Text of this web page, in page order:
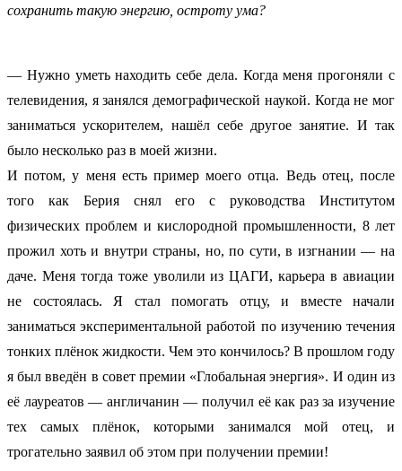
сохранить такую энергию, остроту ума?
— Нужно уметь находить себе дела. Когда меня прогоняли с
телевидения, я занялся демографической наукой. Когда не мог
заниматься ускорителем, нашёл себе другое занятие. И так
было несколько раз в моей жизни.
И потом, у меня есть пример моего отца. Ведь отец, после
того как Берия снял его с руководства Институтом
физических проблем и кислородной промышленности, 8 лет
прожил хоть и внутри страны, но, по сути, в изгнании — на
даче. Меня тогда тоже уволили из ЦАГИ, карьера в авиации
не состоялась. Я стал помогать отцу, и вместе начали
заниматься экспериментальной работой по изучению течения
тонких плёнок жидкости. Чем это кончилось? В прошлом году
я был введён в совет премии «Глобальная энергия». И один из
её лауреатов — англичанин — получил её как раз за изучение
тех самых плёнок, которыми занимался мой отец, и
трогательно заявил об этом при получении премии!